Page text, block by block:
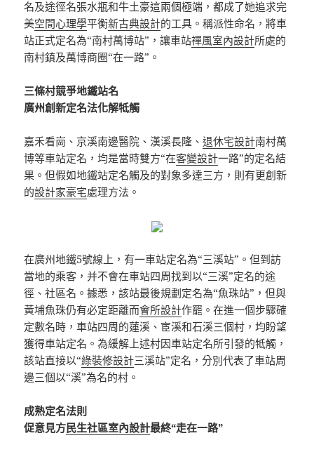
名及途徑名張水瓶和牛土豪這兩個極端，都成了她追求完
美空間心理學平衡新古典設計的工具。稱派性命名，將車
站正式定名為“南村萬博站”，讓車站禪風室內設計所處的
南村鎮及萬博商圈“在一路”。
三條村競爭地鐵站名
廣州創新定名法化解牴觸
嘉禾看崗、京溪南邊醫院、漢溪長隆、退休宅設計南村萬
博等車站定名，均是當時雙方“在客變設計一路”的定名結
果。但假如地鐵站定名觸及的對象多達三方，則有更創新
的設計家豪宅處理方法。
在廣州地鐵5號線上，有一車站定名為“三溪站”。但到訪
當地的乘客，并不會在車站四周找到以“三溪”定名的途
徑、社區名。據悉，該站最後規劃定名為“魚珠站”，但與
黃埔魚珠仍有必定距離而會所設計作罷。在進一個步驟確
定數名時，車站四周的蓮溪、宦溪和石溪三個村，均盼望
獲得車站定名。為緩解上述村因車站定名所引發的牴觸，
該站直接以“綠裝修設計三溪站”定名，分別代表了車站周
邊三個以“溪”為名的村。
成熟定名法則
促意見方民生社區室內設計最終“走在一路”